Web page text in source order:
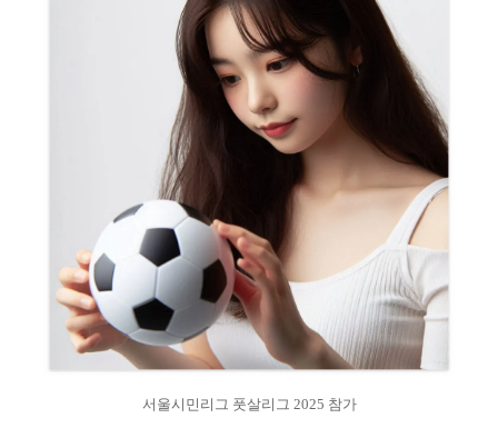
서울시민리그 풋살리그 2025 참가